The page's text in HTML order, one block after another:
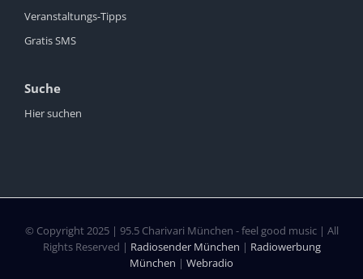
Veranstaltungs-Tipps
Gratis SMS
Suche
Hier suchen
© Copyright 2025 | 95.5 Charivari München - feel good music | All
Rights Reserved | Radiosender München | Radiowerbung
München | Webradio